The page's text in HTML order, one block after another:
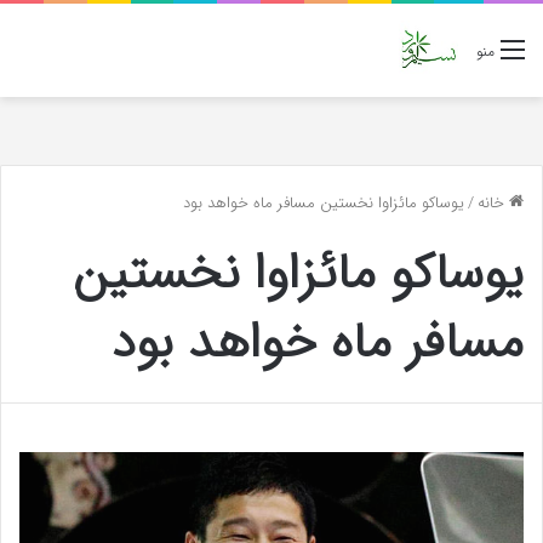
منو
خانه/یوساکو مائزاوا نخستین مسافر ماه خواهد بود
یوساکو مائزاوا نخستین
مسافر ماه خواهد بود